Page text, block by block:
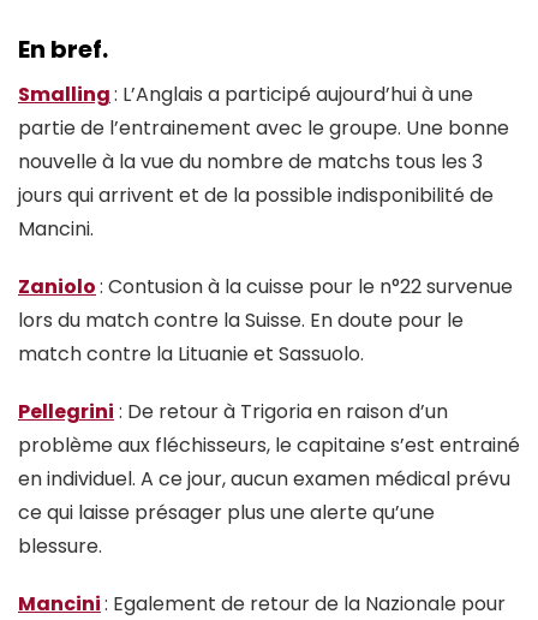
En bref.
Smalling: L’Anglais a participé aujourd’hui à une
partie de l’entrainement avec le groupe. Une bonne
nouvelle à la vue du nombre de matchs tous les 3
jours qui arrivent et de la possible indisponibilité de
Mancini.
Zaniolo: Contusion à la cuisse pour le n°22 survenue
lors du match contre la Suisse. En doute pour le
match contre la Lituanie et Sassuolo.
Pellegrini : De retour à Trigoria en raison d’un
problème aux fléchisseurs, le capitaine s’est entrainé
en individuel. A ce jour, aucun examen médical prévu
ce qui laisse présager plus une alerte qu’une
blessure.
Mancini: Egalement de retour de la Nazionale pour